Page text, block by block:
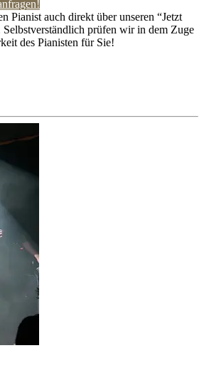
Pianist auch direkt über unseren “Jetzt
prüfen wir in dem Zuge
des Pianisten für Sie!